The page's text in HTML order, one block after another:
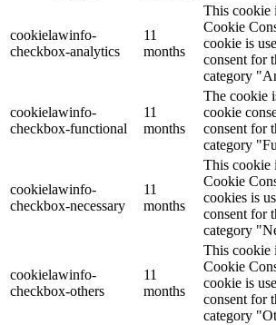
cookielawinfo-
checkbox-analytics
11
months
This cookie
Cookie
cookie is
consent for
category
cookielawinfo-
checkbox-functional
11
months
The cookie
cookie
consent for
category
cookielawinfo-
checkbox-necessary
11
months
This cookie
Cookie
cookies is
consent for
category
cookielawinfo-
checkbox-others
11
months
This cookie
Cookie
cookie is
consent for
category